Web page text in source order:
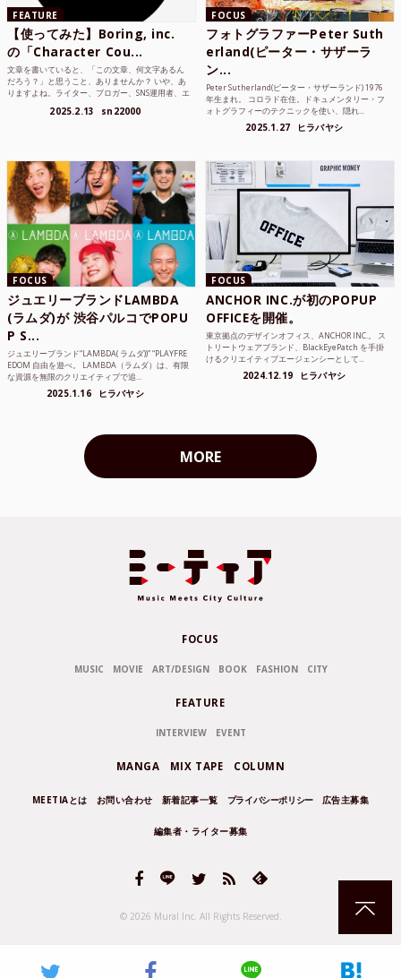
FEATURE
【使ってみた】Boring, inc.
の「Character Cou...
文章を書いていると、「この文章、何文字あるん
だろう？」と思うこと、ありませんか？ いや、あ
りますよね。ライター、ブロガー、SNS運用者、エ
2025.2.13 sn22000
FOCUS
フォトグラファーPeter Suth
erland(ピーター・サザーラ
ン...
Peter Sutherland(ピーター・サザーランド) 1976
年生まれ。 コロラド在住。ドキュメンタリー・フ
ォトグラフィーのテクニックを使い、隠れ...
2025.1.27 ヒラバヤシ
FOCUS
ジュエリーブランドLAMBDA
(ラムダ)が 渋谷パルコでPOPU
P S...
ジュエリーブランド“LAMBDA( ラムダ))” “PLAYFRE
EDOM 自由を遊べ。 LAMBDA（ラムダ）は、有限
な資源を無限のクリエイティブで追...
2025.1.16 ヒラバヤシ
FOCUS
ANCHOR INC.が初のPOPUP
OFFICEを開催。
東京拠点のデザインオフィス、ANCHOR INC.。 ス
トリートウェアブランド、BlackEyePatch を手掛
けるクリエイティブエージェンシーとして...
2024.12.19 ヒラバヤシ
MORE
FOCUS
MUSIC MOVIE ART/DESIGN BOOK FASHION CITY
FEATURE
INTERVIEW EVENT
MANGA MIX TAPE COLUMN
MEETIAとは お問い合わせ 新着記事一覧 プライバシーポリシー 広告主募集
編集者・ライター募集
© 2026 Mural Inc. All Rights Reserved.